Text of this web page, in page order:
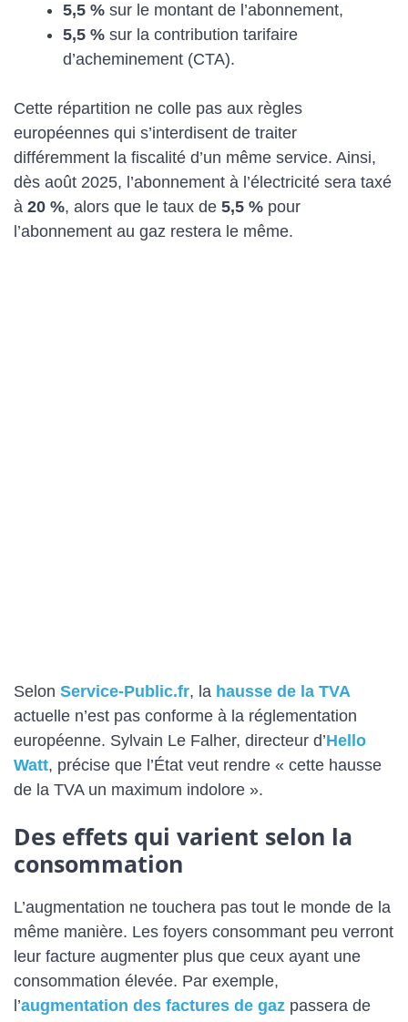
5,5 % sur le montant de l’abonnement,
5,5 % sur la contribution tarifaire
d’acheminement (CTA).
Cette répartition ne colle pas aux règles
européennes qui s’interdisent de traiter
différemment la fiscalité d’un même service. Ainsi,
dès août 2025, l’abonnement à l’électricité sera taxé
à 20 %, alors que le taux de 5,5 % pour
l’abonnement au gaz restera le même.
Selon Service-Public.fr, la hausse de la TVA
actuelle n’est pas conforme à la réglementation
européenne. Sylvain Le Falher, directeur d’Hello
Watt, précise que l’État veut rendre « cette hausse
de la TVA un maximum indolore ».
Des effets qui varient selon la
consommation
L’augmentation ne touchera pas tout le monde de la
même manière. Les foyers consommant peu verront
leur facture augmenter plus que ceux ayant une
consommation élevée. Par exemple,
l’augmentation des factures de gaz passera de